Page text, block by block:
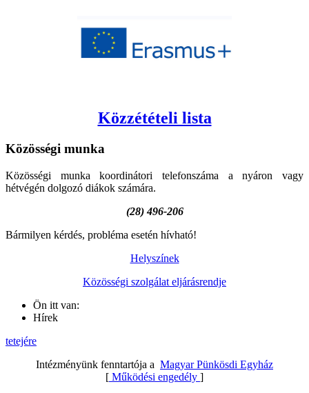
Közzétételi lista
Közösségi munka
Közösségi munka koordinátori telefonszáma a nyáron vagy
hétvégén dolgozó diákok számára.
(28) 496-206
Bármilyen kérdés, probléma esetén hívható!
Helyszínek
Közösségi szolgálat eljárásrendje
Ön itt van:
Hírek
tetejére
Intézményünk fenntartója a Magyar Pünkösdi Egyház
[ Működési engedély ]